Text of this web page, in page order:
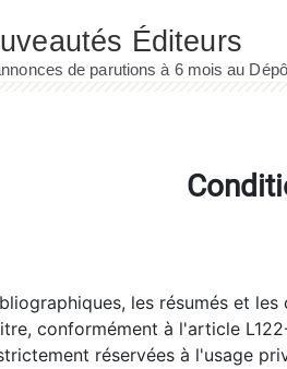
les résumés et
conformément à l'article
réservées à l'usage